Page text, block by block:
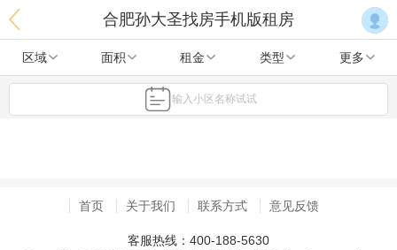
合肥孙大圣找房手机版租房
区域 面积 租金 类型 更多
输入小区名称试试
首页 关于我们 联系方式 意见反馈
客服热线：400-188-5630